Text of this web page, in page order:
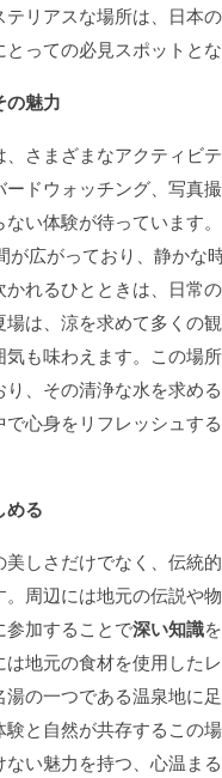
テリアスな場所は、日本
っての必見スポットとな
の魅力
さまざまなアクティビ
ドウォッチング、写真
い体験が待っています
が広がっており、静かな
かれるひとときは、日常
は、涼を求めて多くの
も味わえます。この場
、その清浄な水を求め
で心身をリフレッシュす
める
しさだけでなく、伝統
周辺には地元の伝説や
参加することで深い知識
は地元の食材を使用した
湯の一つである温泉地に
と自然が共存するこの
ない魅力を持つ、心温ま